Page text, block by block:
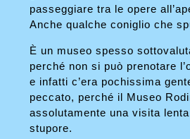
passeggiare tra le opere
Anche qualche coniglio che
È un museo spesso
perché non si può prenotare
e infatti c’era pochissima
peccato, perché il Museo
assolutamente una visita
stupore.